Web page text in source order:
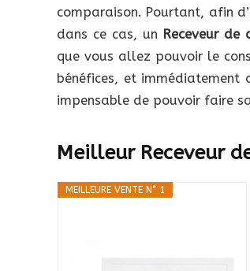
comparaison. Pourtant, afin
dans ce cas, un Receveur de
que vous allez pouvoir le
bénéfices, et immédiatement
impensable de pouvoir faire
Meilleur Receveur
MEILLEURE VENTE N° 1